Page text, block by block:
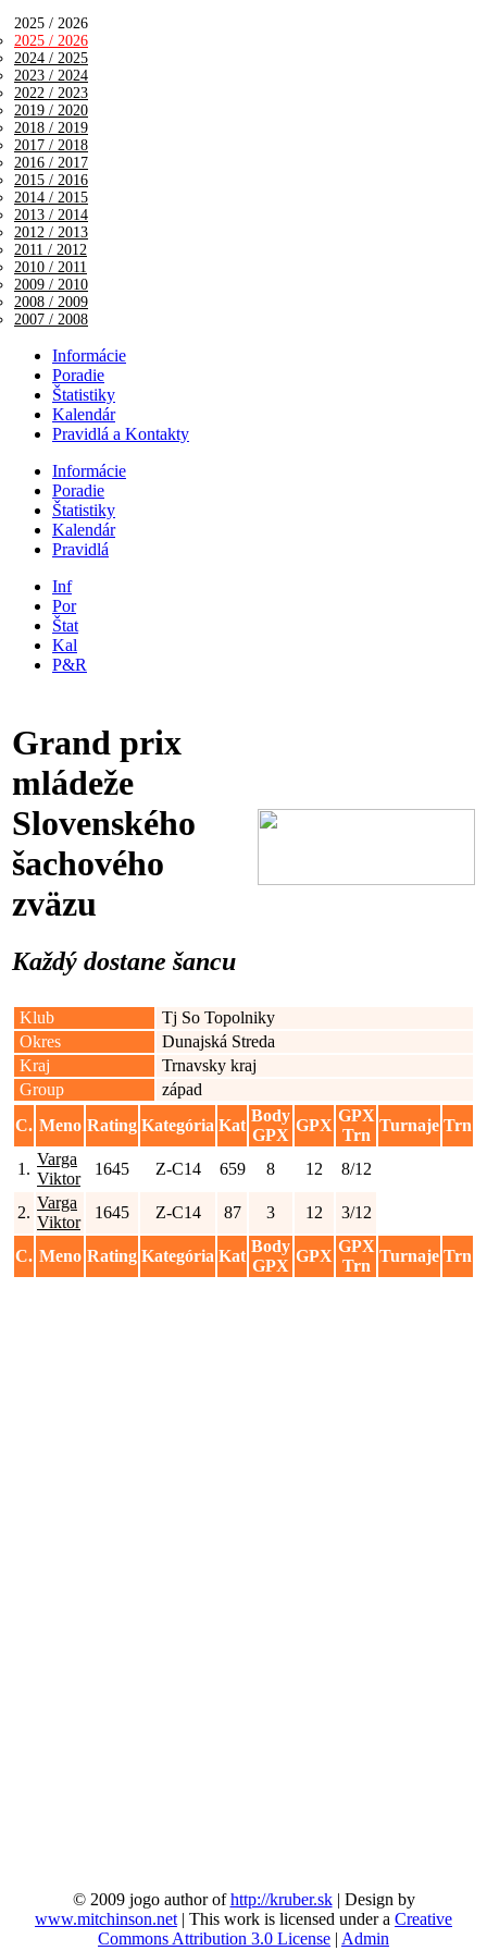
2025 / 2026
2025 / 2026
2024 / 2025
2023 / 2024
2022 / 2023
2019 / 2020
2018 / 2019
2017 / 2018
2016 / 2017
2015 / 2016
2014 / 2015
2013 / 2014
2012 / 2013
2011 / 2012
2010 / 2011
2009 / 2010
2008 / 2009
2007 / 2008
Informácie
Poradie
Štatistiky
Kalendár
Pravidlá a Kontakty
Informácie
Poradie
Štatistiky
Kalendár
Pravidlá
Inf
Por
Štat
Kal
P&R
Grand prix
mládeže
Slovenského
šachového
zväzu
Každý dostane šancu
Klub
Tj So Topolniky
Okres
Dunajská Streda
Kraj
Trnavsky kraj
Group
západ
C. Meno Rating Kategória Kat
Body
GPX
GPX
GPX
Trn
Turnaje Trn
1.
Varga
Viktor
1645 Z-C14 659 8 12 8/12
2.
Varga
Viktor
1645 Z-C14 87 3 12 3/12
C. Meno Rating Kategória Kat
Body
GPX
GPX
GPX
Trn
Turnaje Trn
© 2009 jogo author ofhttp://kruber.sk| Design by
www.mitchinson.net | This work is licensed under a Creative
Commons Attribution 3.0 License | Admin